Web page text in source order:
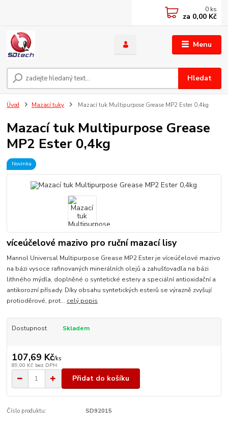
Menu
Hledat
0 ks
za 0,00 Kč
Úvod Mazací tuky Mazací tuk Multipurpose Grease MP2 Ester 0,4kg
Mazací tuk Multipurpose Grease
MP2 Ester 0,4kg
Novinka
víceúčelové mazivo pro ruční mazací lisy
Mannol Universal Multipurpose Grease MP2 Ester je víceúčelové mazivo
na bázi vysoce rafinovaných minerálních olejů a zahušťovadla na bázi
lithného mýdla, doplněné o syntetické estery a speciální antioxidační a
antikorozní přísady. Díky obsahu syntetických esterů se výrazně zvyšují
protioděrové, prot... celý popis
Dostupnost Skladem
107,69 Kč/ks
89,00 Kč bez DPH
Přidat do košíku
Číslo produktu: SD92015